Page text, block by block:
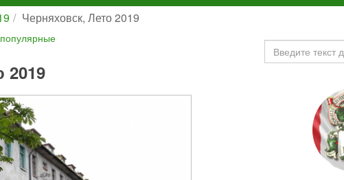
Черняховск, Лето 2019
2019
Искать...